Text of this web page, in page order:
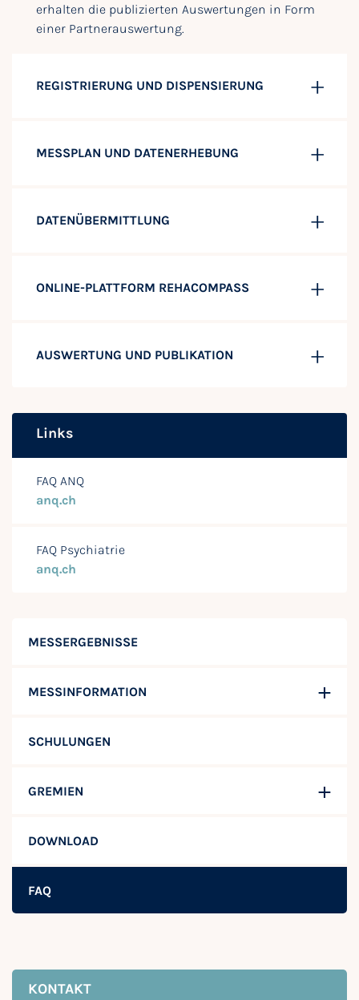
MESSERGEBNISSE
MESSINFORMATION
SCHULUNGEN
GREMIEN
DOWNLOAD
FAQ
KONTAKT
erhalten die publizierten Auswertungen in Form
einer Partnerauswertung.
REGISTRIERUNG UND DISPENSIERUNG
MESSPLAN UND DATENERHEBUNG
DATENÜBERMITTLUNG
ONLINE-PLATTFORM REHACOMPASS
AUSWERTUNG UND PUBLIKATION
Links
FAQ ANQ
anq.ch
FAQ Psychiatrie
anq.ch